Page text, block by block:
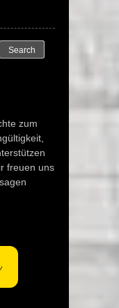
zum
freuen uns